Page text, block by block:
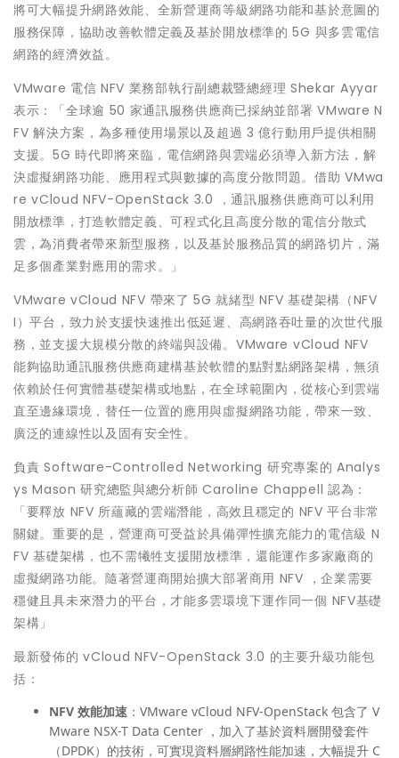
將可大幅提升網路效能、全新營運商等級網路功能和基於意圖的
服務保障，協助改善軟體定義及基於開放標準的 5G 與多雲電信
網路的經濟效益。
VMware 電信 NFV 業務部執行副總裁暨總經理 Shekar Ayyar
表示：「全球逾 50 家通訊服務供應商已採納並部署 VMware N
FV 解決方案，為多種使用場景以及超過 3 億行動用戶提供相關
支援。5G 時代即將來臨，電信網路與雲端必須導入新方法，解
決虛擬網路功能、應用程式與數據的高度分散問題。借助 VMwa
re vCloud NFV-OpenStack 3.0 ，通訊服務供應商可以利用
開放標準，打造軟體定義、可程式化且高度分散的電信分散式
雲，為消費者帶來新型服務，以及基於服務品質的網路切片，滿
足多個產業對應用的需求。」
VMware vCloud NFV 帶來了 5G 就緒型 NFV 基礎架構（NFV
I）平台，致力於支援快速推出低延遲、高網路吞吐量的次世代服
務，並支援大規模分散的終端與設備。VMware vCloud NFV
能夠協助通訊服務供應商建構基於軟體的點對點網路架構，無須
依賴於任何實體基礎架構或地點，在全球範圍內，從核心到雲端
直至邊緣環境，替任一位置的應用與虛擬網路功能，帶來一致、
廣泛的連線性以及固有安全性。
負責 Software-Controlled Networking 研究專案的 Analys
ys Mason 研究總監與總分析師 Caroline Chappell 認為：
「要釋放 NFV 所蘊藏的雲端潛能，高效且穩定的 NFV 平台非常
關鍵。重要的是，營運商可受益於具備彈性擴充能力的電信級 N
FV 基礎架構，也不需犧牲支援開放標準，還能運作多家廠商的
虛擬網路功能。隨著營運商開始擴大部署商用 NFV ，企業需要
穩健且具未來潛力的平台，才能多雲環境下運作同一個 NFV基礎
架構」
最新發佈的 vCloud NFV-OpenStack 3.0 的主要升級功能包
括：
NFV 效能加速 ：VMware vCloud NFV-OpenStack 包含了 V
Mware NSX-T Data Center ，加入了基於資料層開發套件
（DPDK）的技術，可實現資料層網路性能加速，大幅提升 C